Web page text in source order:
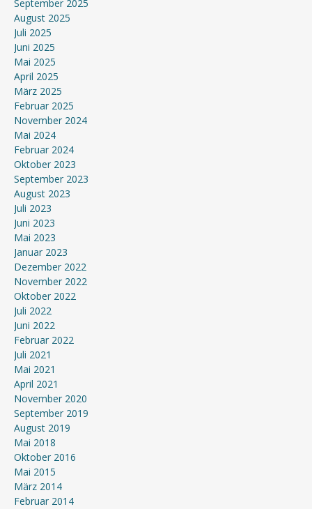
September 2025
August 2025
Juli 2025
Juni 2025
Mai 2025
April 2025
März 2025
Februar 2025
November 2024
Mai 2024
Februar 2024
Oktober 2023
September 2023
August 2023
Juli 2023
Juni 2023
Mai 2023
Januar 2023
Dezember 2022
November 2022
Oktober 2022
Juli 2022
Juni 2022
Februar 2022
Juli 2021
Mai 2021
April 2021
November 2020
September 2019
August 2019
Mai 2018
Oktober 2016
Mai 2015
März 2014
Februar 2014